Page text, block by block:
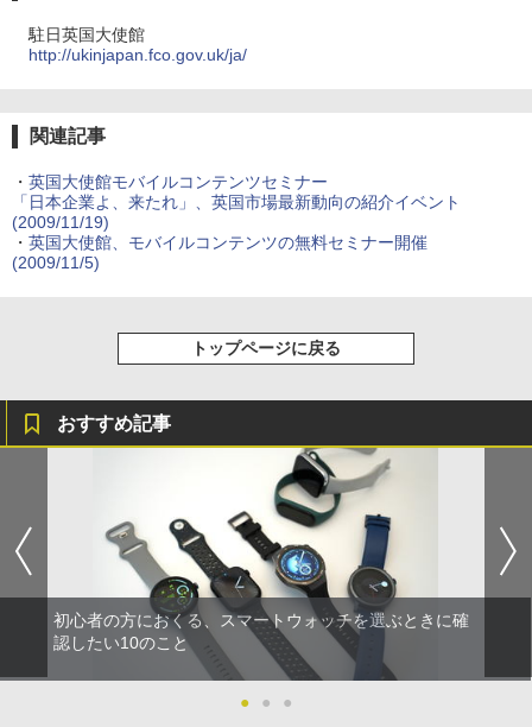
駐日英国大使館
http://ukinjapan.fco.gov.uk/ja/
関連記事
・ 英国大使館モバイルコンテンツセミナー
「日本企業よ、来たれ」、英国市場最新動向の紹介イベント
(2009/11/19)
・ 英国大使館、モバイルコンテンツの無料セミナー開催
(2009/11/5)
トップページに戻る
おすすめ記事
初心者の方におくる、スマートウォッチを選ぶときに確
認したい10のこと
● ● ●